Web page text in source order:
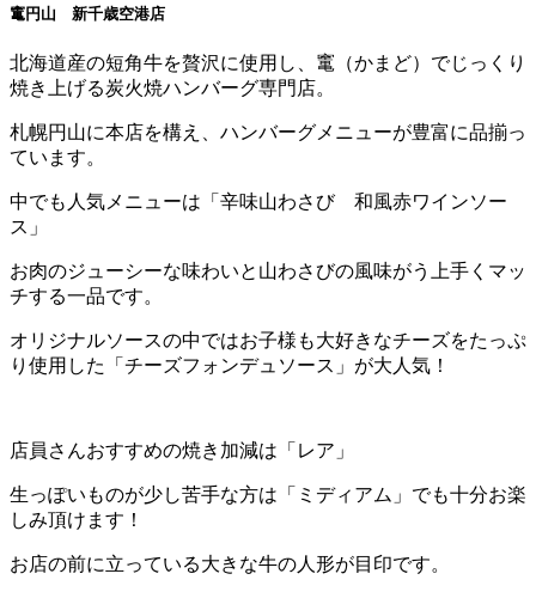
竃円山 新千歳空港店
北海道産の短角牛を贅沢に使用し、竃（かまど）でじっくり
焼き上げる炭火焼ハンバーグ専門店。
札幌円山に本店を構え、ハンバーグメニューが豊富に品揃っ
ています。
中でも人気メニューは「辛味山わさび 和風赤ワインソー
ス」
お肉のジューシーな味わいと山わさびの風味がう上手くマッ
チする一品です。
オリジナルソースの中ではお子様も大好きなチーズをたっぷ
り使用した「チーズフォンデュソース」が大人気！
店員さんおすすめの焼き加減は「レア」
生っぽいものが少し苦手な方は「ミディアム」でも十分お楽
しみ頂けます！
お店の前に立っている大きな牛の人形が目印です。